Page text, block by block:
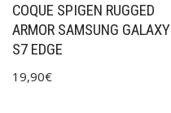
COQUE SPIGEN RUGGED
ARMOR SAMSUNG GALAXY
S7 EDGE
19,90€